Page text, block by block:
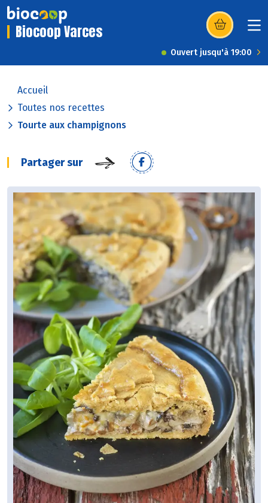
Biocoop Varces (s’ouvre dans
Ouvert jusqu'à 19:00
Accueil
Toutes nos recettes
Tourte aux champignons
Partager sur